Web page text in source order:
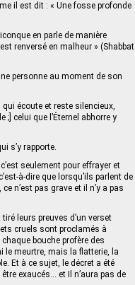
il est dit : « Une fosse profonde
en parle de manière
renversé en malheur » (Shabbat
personne au moment de son
écoute et reste silencieux,
celui que l’Éternel abhorre y
s’y rapporte.
seulement pour effrayer et
à-dire que lorsqu’ils parlent de
n’est pas grave et il n’y a pas
leurs preuves d’un verset
cruels sont proclamés à
bouche profère des
le meurtre, mais la flatterie, la
Et à ce sujet, le décret a été
exaucés… et Il n’aura pas de